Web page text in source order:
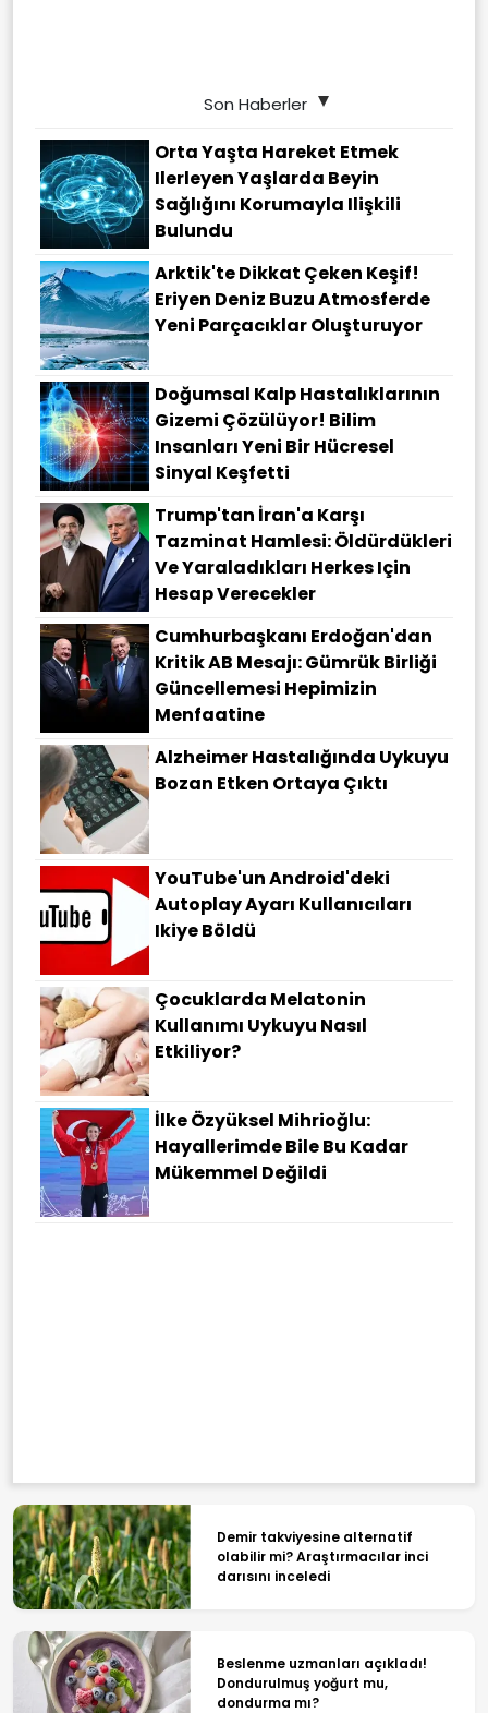
Son Haberler
Orta Yaşta Hareket Etmek
Ilerleyen Yaşlarda Beyin
Sağlığını Korumayla Ilişkili
Bulundu
Arktik'te Dikkat Çeken Keşif!
Eriyen Deniz Buzu Atmosferde
Yeni Parçacıklar Oluşturuyor
Doğumsal Kalp Hastalıklarının
Gizemi Çözülüyor! Bilim
Insanları Yeni Bir Hücresel
Sinyal Keşfetti
Trump'tan İran'a Karşı
Tazminat Hamlesi: Öldürdükleri
Ve Yaraladıkları Herkes Için
Hesap Verecekler
Cumhurbaşkanı Erdoğan'dan
Kritik AB Mesajı: Gümrük Birliği
Güncellemesi Hepimizin
Menfaatine
Alzheimer Hastalığında Uykuyu
Bozan Etken Ortaya Çıktı
YouTube'un Android'deki
Autoplay Ayarı Kullanıcıları
Ikiye Böldü
Çocuklarda Melatonin
Kullanımı Uykuyu Nasıl
Etkiliyor?
İlke Özyüksel Mihrioğlu:
Hayallerimde Bile Bu Kadar
Mükemmel Değildi
Demir takviyesine alternatif
olabilir mi? Araştırmacılar inci
darısını inceledi
Beslenme uzmanları açıkladı!
Dondurulmuş yoğurt mu,
dondurma mı?